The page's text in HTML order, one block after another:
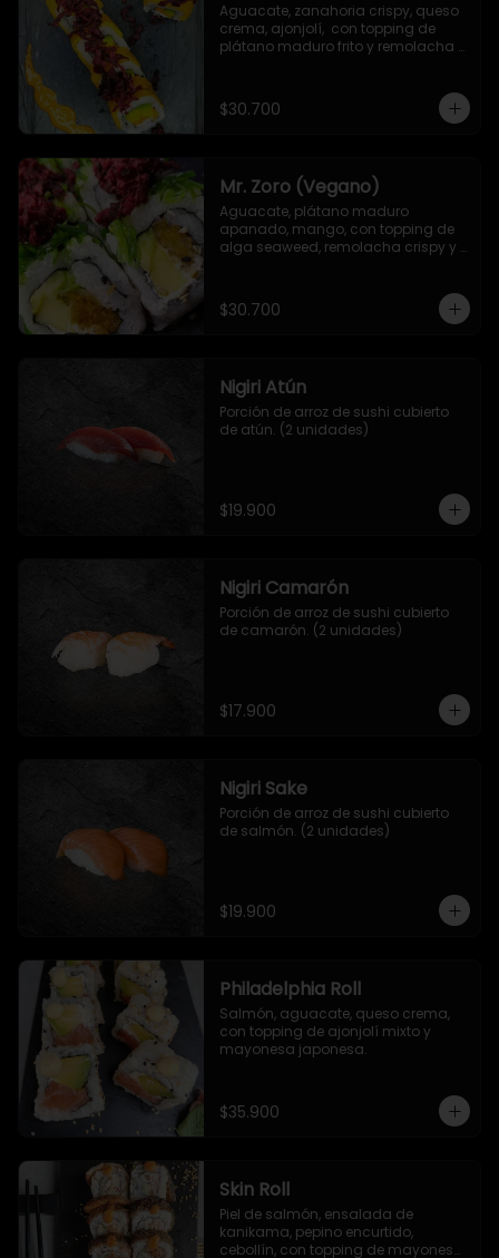
Aguacate, zanahoria crispy, queso
crema, ajonjolí,  con topping de
plátano maduro frito y remolacha
$30.700
Mr. Zoro (Vegano)
Aguacate, plátano maduro
apanado, mango, con topping de
alga seaweed, remolacha crispy y
$30.700
Nigiri Atún
Porción de arroz de sushi cubierto
de atún. (2 unidades)
$19.900
Nigiri Camarón
Porción de arroz de sushi cubierto
de camarón. (2 unidades)
$17.900
Nigiri Sake
Porción de arroz de sushi cubierto
de salmón. (2 unidades)
$19.900
Philadelphia Roll
Salmón, aguacate, queso crema,
con topping de ajonjolí mixto y
mayonesa japonesa.
$35.900
Skin Roll
Piel de salmón, ensalada de
kanikama, pepino encurtido,
cebollín, con topping de mayonesa